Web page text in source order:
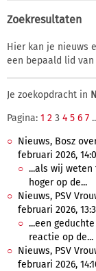
Zoekresultaten
Hier kan je nieuws
een bepaald lid
Je zoekopdracht in
Pagina: 1 2 3 4 5 6 7
Nieuws, Bosz
februari 2026,
...als wij weten
hoger op de...
Nieuws, PSV
februari 2026,
...een
reactie op de...
Nieuws, PSV
februari 2026,